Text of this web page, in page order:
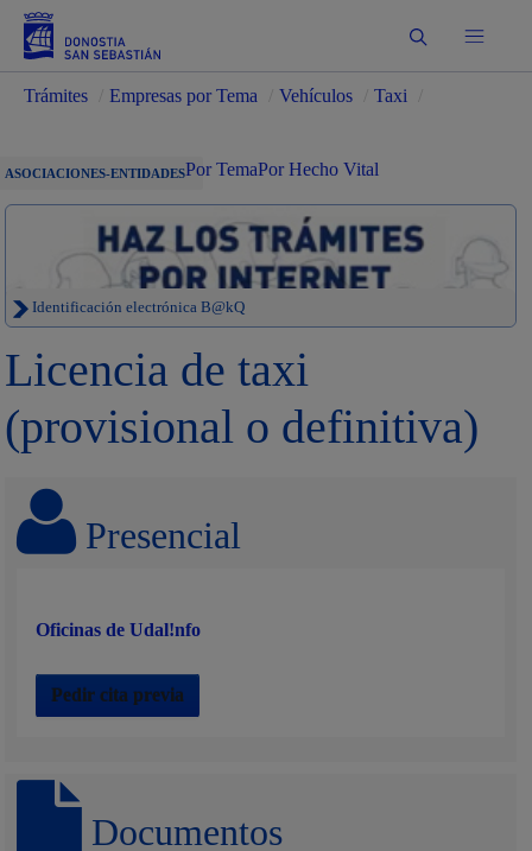
Buscar
Trámites Empresas por Tema Vehículos Taxi
ASOCIACIONES-ENTIDADESPor TemaPor Hecho Vital
Identificación electrónica B@kQ
Licencia de taxi
(provisional o definitiva)
Presencial
Oficinas de Udal!nfo
Pedir cita previa
Documentos